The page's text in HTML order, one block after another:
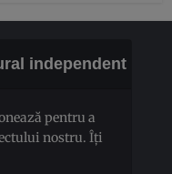
independent
pentru a
nostru. Îți